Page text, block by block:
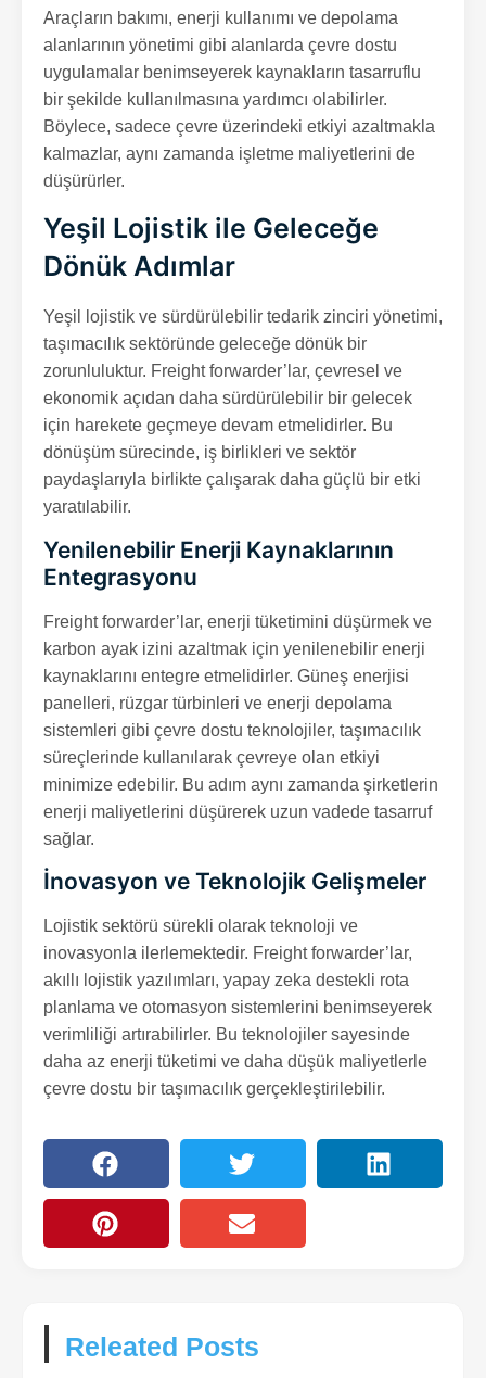
Araçların bakımı, enerji kullanımı ve depolama
alanlarının yönetimi gibi alanlarda çevre dostu
uygulamalar benimseyerek kaynakların tasarruflu
bir şekilde kullanılmasına yardımcı olabilirler.
Böylece, sadece çevre üzerindeki etkiyi azaltmakla
kalmazlar, aynı zamanda işletme maliyetlerini de
düşürürler.
Yeşil Lojistik ile Geleceğe
Dönük Adımlar
Yeşil lojistik ve sürdürülebilir tedarik zinciri yönetimi,
taşımacılık sektöründe geleceğe dönük bir
zorunluluktur. Freight forwarder’lar, çevresel ve
ekonomik açıdan daha sürdürülebilir bir gelecek
için harekete geçmeye devam etmelidirler. Bu
dönüşüm sürecinde, iş birlikleri ve sektör
paydaşlarıyla birlikte çalışarak daha güçlü bir etki
yaratılabilir.
Yenilenebilir Enerji Kaynaklarının
Entegrasyonu
Freight forwarder’lar, enerji tüketimini düşürmek ve
karbon ayak izini azaltmak için yenilenebilir enerji
kaynaklarını entegre etmelidirler. Güneş enerjisi
panelleri, rüzgar türbinleri ve enerji depolama
sistemleri gibi çevre dostu teknolojiler, taşımacılık
süreçlerinde kullanılarak çevreye olan etkiyi
minimize edebilir. Bu adım aynı zamanda şirketlerin
enerji maliyetlerini düşürerek uzun vadede tasarruf
sağlar.
İnovasyon ve Teknolojik Gelişmeler
Lojistik sektörü sürekli olarak teknoloji ve
inovasyonla ilerlemektedir. Freight forwarder’lar,
akıllı lojistik yazılımları, yapay zeka destekli rota
planlama ve otomasyon sistemlerini benimseyerek
verimliliği artırabilirler. Bu teknolojiler sayesinde
daha az enerji tüketimi ve daha düşük maliyetlerle
çevre dostu bir taşımacılık gerçekleştirilebilir.
Releated Posts